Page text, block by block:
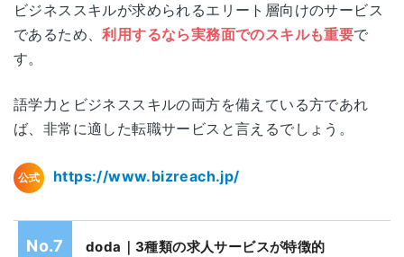
ビジネススキルが求められるエリート層向けのサービス
であるため、利用するなら実務面でのスキルも重要で
す。
語学力とビジネススキルの両方を備えている方であれ
ば、非常に適した転職サービスと言えるでしょう。
公式 https://www.bizreach.jp/
doda｜3種類の求人サービスが特徴的